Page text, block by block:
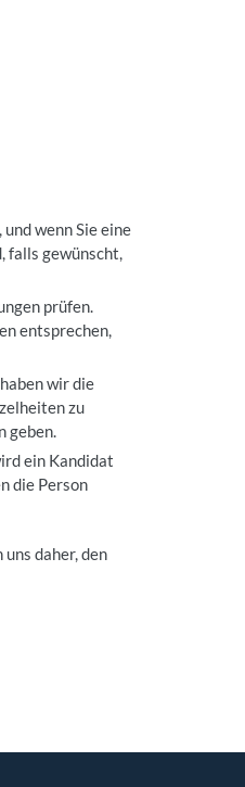
wenn Sie eine
falls gewünscht,
prüfen.
entsprechen,
wir die
zu
geben.
ein Kandidat
die Person
daher, den